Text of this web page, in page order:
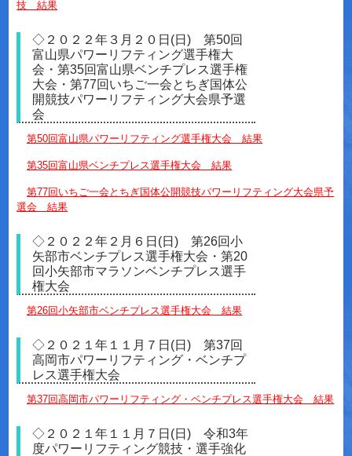
技 結果
◇２０２２年３月２０日(日) 第50回
富山県パワーリフティング選手権大
会・第35回富山県ベンチプレス選手権
大会・第77回いちご一会とちぎ国体公
開競技パワーリフティング大会県予選
会
第50回富山県パワーリフティング選手権大会 結果
第35回富山県ベンチプレス選手権大会 結果
第77回いちご一会とちぎ国体公開競技パワーリフティング大会県予
選会 結果
◇２０２２年２月６日(日) 第26回小
矢部市ベンチプレス選手権大会・第20
回小矢部市マラソンベンチプレス選手
権大会
第26回小矢部市ベンチプレス選手権大会 結果
◇２０２１年１１月７日(日) 第37回
高岡市パワーリフティング・ベンチプ
レス選手権大会
第37回高岡市パワーリフティング・ベンチプレス選手権大会 結果
◇２０２１年１１月７日(日) 令和3年
度パワーリフティング競技・選手強化